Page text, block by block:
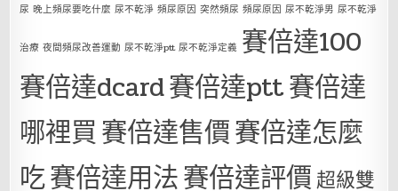
尿 晚上頻尿要吃什麼 尿不乾淨 頻尿原因 突然頻尿 頻尿原因 尿不乾淨男 尿不乾淨
治療 夜間頻尿改善運動 尿不乾淨ptt 尿不乾淨定義 賽倍達100
賽倍達dcard賽倍達ptt賽倍達
哪裡買賽倍達售價賽倍達怎麼
吃賽倍達用法賽倍達評價超級雙